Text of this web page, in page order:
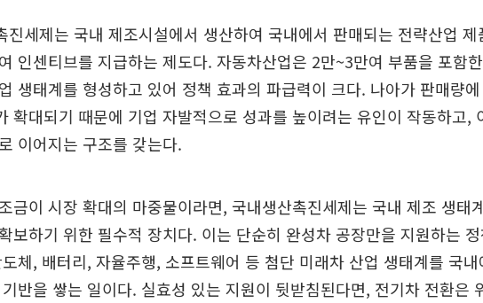
진세제는 국내 제조시설에서 생산하여 국내에서 판매되는 전략산업 제
인센티브를 지급하는 제도다. 자동차산업은 2만~3만여 부품을 포함
생태계를 형성하고 있어 정책 효과의 파급력이 크다. 나아가 판매량
확대되기 때문에 기업 자발적으로 성과를 높이려는 유인이 작동하고,
이어지는 구조를 갖는다.
금이 시장 확대의 마중물이라면, 국내생산촉진세제는 국내 제조 생태
보하기 위한 필수적 장치다. 이는 단순히 완성차 공장만을 지원하는
체, 배터리, 자율주행, 소프트웨어 등 첨단 미래차 산업 생태계를 국내
반을 쌓는 일이다. 실효성 있는 지원이 뒷받침된다면, 전기차 전환은